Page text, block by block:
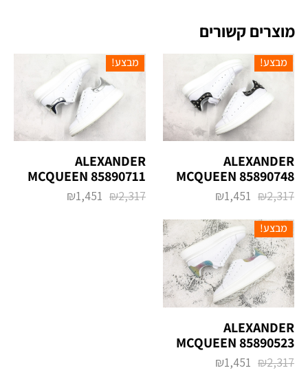
מוצרים קשורים
מבצע!
ALEXANDER
MCQUEEN 85890748
₪2,317
₪1,451
מבצע!
ALEXANDER
MCQUEEN 85890711
₪2,317
₪1,451
מבצע!
ALEXANDER
MCQUEEN 85890523
₪2,317
₪1,451